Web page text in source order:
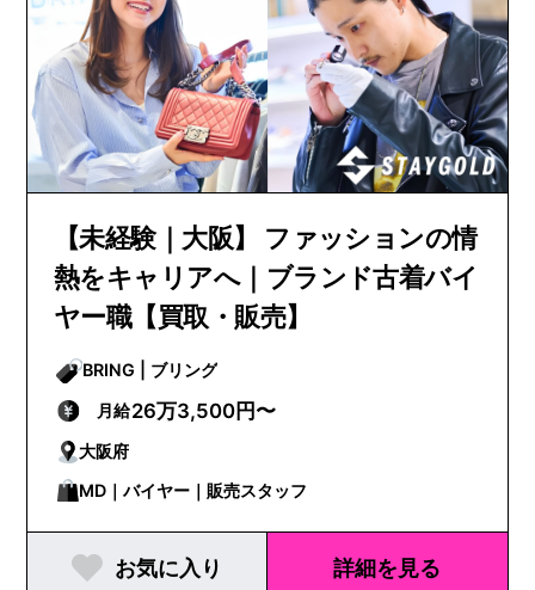
【未経験｜大阪】 ファッションの情
熱をキャリアへ｜ブランド古着バイ
ヤー職【買取・販売】
BRING | ブリング
月給26万3,500円〜
大阪府
MD｜バイヤー｜販売スタッフ
お気に入り 詳細を見る